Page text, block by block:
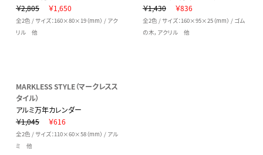
￥2,805
￥1,650
全2色 / サイズ：160×80×19（mm） / アク
リル 他
￥1,430
￥836
全2色 / サイズ：160×95×25（mm） / ゴム
の木，アクリル 他
MARKLESS STYLE（マークレスス
タイル）
アルミ万年カレンダー
￥1,045
￥616
全2色 / サイズ：110×60×58（mm） / アル
ミ 他